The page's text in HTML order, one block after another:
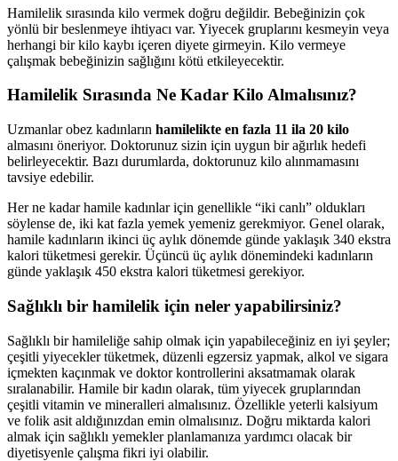
Hamilelik sırasında kilo vermek doğru değildir. Bebeğinizin çok
yönlü bir beslenmeye ihtiyacı var. Yiyecek gruplarını kesmeyin veya
herhangi bir kilo kaybı içeren diyete girmeyin. Kilo vermeye
çalışmak bebeğinizin sağlığını kötü etkileyecektir.
Hamilelik Sırasında Ne Kadar Kilo Almalısınız?
Uzmanlar obez kadınların hamilelikte en fazla 11 ila 20 kilo
almasını öneriyor. Doktorunuz sizin için uygun bir ağırlık hedefi
belirleyecektir. Bazı durumlarda, doktorunuz kilo alınmamasını
tavsiye edebilir.
Her ne kadar hamile kadınlar için genellikle “iki canlı” oldukları
söylense de, iki kat fazla yemek yemeniz gerekmiyor. Genel olarak,
hamile kadınların ikinci üç aylık dönemde günde yaklaşık 340 ekstra
kalori tüketmesi gerekir. Üçüncü üç aylık dönemindeki kadınların
günde yaklaşık 450 ekstra kalori tüketmesi gerekiyor.
Sağlıklı bir hamilelik için neler yapabilirsiniz?
Sağlıklı bir hamileliğe sahip olmak için yapabileceğiniz en iyi şeyler;
çeşitli yiyecekler tüketmek, düzenli egzersiz yapmak, alkol ve sigara
içmekten kaçınmak ve doktor kontrollerini aksatmamak olarak
sıralanabilir. Hamile bir kadın olarak, tüm yiyecek gruplarından
çeşitli vitamin ve mineralleri almalısınız. Özellikle yeterli kalsiyum
ve folik asit aldığınızdan emin olmalısınız. Doğru miktarda kalori
almak için sağlıklı yemekler planlamanıza yardımcı olacak bir
diyetisyenle çalışma fikri iyi olabilir.